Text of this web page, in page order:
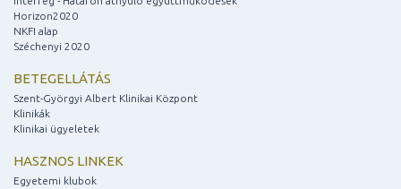
Horizon2020
NKFI alap
Széchenyi 2020
BETEGELLÁTÁS
Szent-Györgyi Albert Klinikai Központ
Klinikák
Klinikai ügyeletek
HASZNOS LINKEK
Egyetemi klubok